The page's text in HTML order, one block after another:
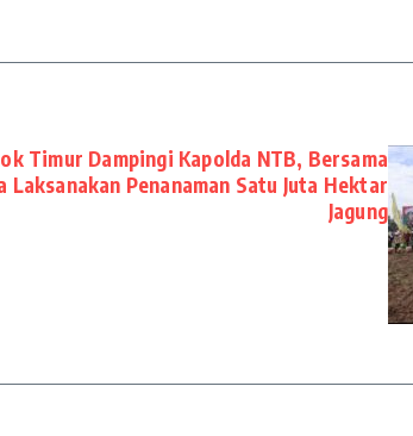
Timur Dampingi Kapolda NTB, Bersama
Laksanakan Penanaman Satu Juta Hektar
Jagung